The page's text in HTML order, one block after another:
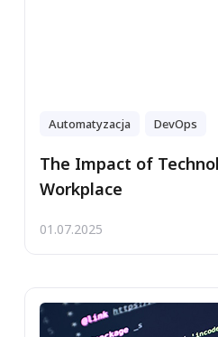
Automatyzacja DevOps
The Impact of
Workplace
01.07.2025